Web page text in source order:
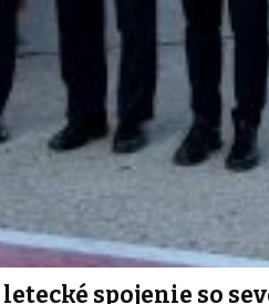
spojenie so